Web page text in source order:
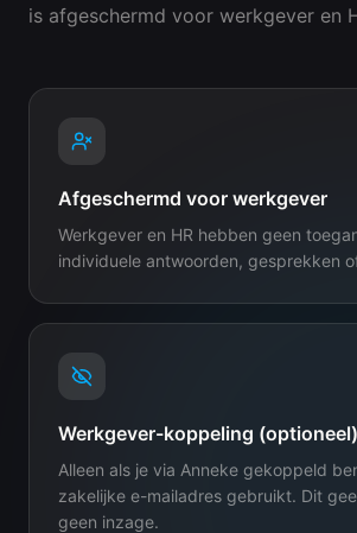
is afgeschermd voor werkgever en
Afgeschermd voor werkgever
Werkgever en HR hebben geen
individuele antwoorden, gesprekken
Werkgever-koppeling (optioneel)
Alleen als je via Anneke gekoppeld
zakelijke e-mailadres gebruikt. Dit
geen inzage.